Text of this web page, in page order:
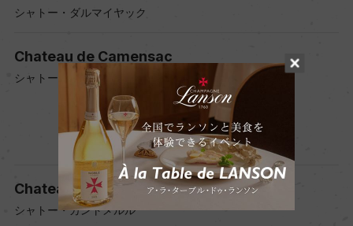
シャトー・ダルマイヤック
Chateau de Camensac
シャトー・ド・カマンサック
Chateau Cantemerle
シャトー・カントメルル